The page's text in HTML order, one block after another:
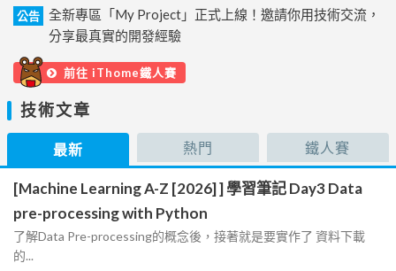
公告
全新專區「My Project」正式上線！邀請你用技術交流，
分享最真實的開發經驗
前往 iThome鐵人賽
技術文章
最新 熱門 鐵人賽
[Machine Learning A-Z [2026] ] 學習筆記 Day3 Data
pre-processing with Python
了解Data Pre-processing的概念後，接著就是要實作了 資料下載
的...